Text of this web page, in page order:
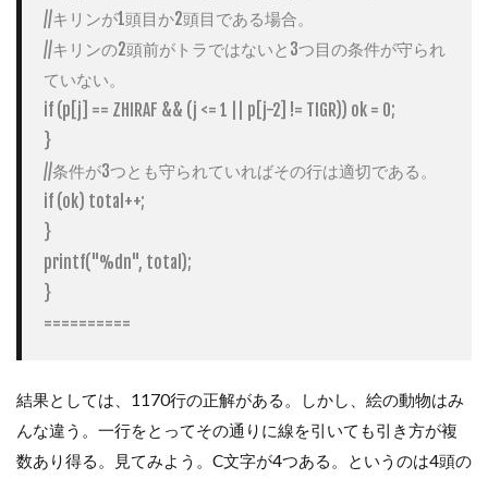
//キリンが1頭目か2頭目である場合。
//キリンの2頭前がトラではないと3つ目の条件が守られ
ていない。
if (p[j] == ZHIRAF && (j <= 1 || p[j-2] != TIGR)) ok = 0;
}
//条件が3つとも守られていればその行は適切である。
if (ok) total++;
}
printf("%dn", total);
}
結果としては、1170行の正解がある。しかし、絵の動物はみ
んな違う。一行をとってその通りに線を引いても引き方が複
数あり得る。見てみよう。C文字が4つある。というのは4頭の